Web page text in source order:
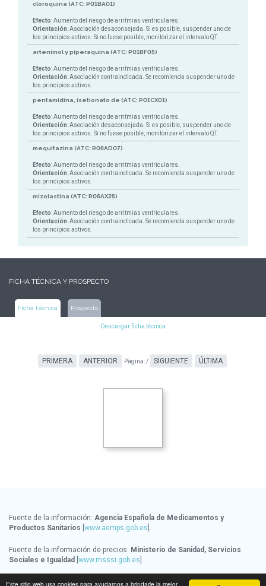
Este sitio web usa cookies para ayudarnos a brindarle la mejor
cloroquina (ATC: P01BA01)
Efecto: Aumento del riesgo de arritmias ventriculares.
Orientación: Asociación desaconsejada. Si es posible, suspender uno de
los principios activos. Si no fuese posible, monitorizar el intervalo QT.
artenimol y piperaquina (ATC: P01BF05)
Efecto: Aumento del riesgo de arritmias ventriculares.
Orientación: Asociación contraindicada. Se recomienda suspender uno de
los principios activos.
pentamidina, isetionato de (ATC: P01CX01)
Efecto: Aumento del riesgo de arritmias ventriculares.
Orientación: Asociación desaconsejada. Si es posible, suspender uno de
los principios activos. Si no fuese posible, monitorizar el intervalo QT.
mequitazina (ATC: R06AD07)
Efecto: Aumento del riesgo de arritmias ventriculares.
Orientación: Asociación contraindicada. Se recomienda suspender uno de
los principios activos.
mizolastina (ATC: R06AX25)
Efecto: Aumento del riesgo de arritmias ventriculares.
Orientación: Asociación contraindicada. Se recomienda suspender uno de
los principios activos.
FICHA TÉCNICA Y PROSPECTO
Ficha técnica Prospecto
Descargar ficha técnica
PRIMERA ANTERIOR Página:/ SIGUIENTE ÚLTIMA
Fuente de la información: Agencia Española de Medicamentos y
Productos Sanitarios www.aemps.gob.es ].
Fuente de la información de precios: Ministerio de Sanidad, Servicios
Sociales e Igualdad www.msssi.gob.es
Fecha de última actualización de la información:08/08/2026